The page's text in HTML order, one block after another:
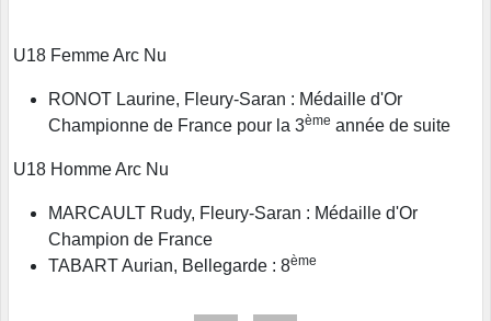
U18 Femme Arc Nu
RONOT Laurine, Fleury-Saran : Médaille d'Or
Championne de France pour la 3ème année de suite
U18 Homme Arc Nu
MARCAULT Rudy, Fleury-Saran : Médaille d'Or
Champion de France
TABART Aurian, Bellegarde : 8ème